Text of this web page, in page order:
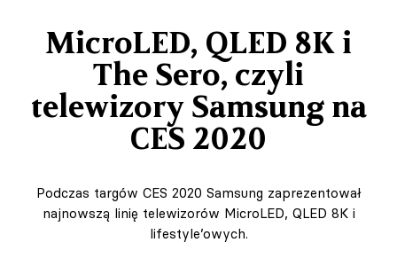
MicroLED, QLED 8K i
The Sero, czyli
telewizory Samsung na
CES 2020
Podczas targów CES 2020 Samsung zaprezentował
najnowszą linię telewizorów MicroLED, QLED 8K i
lifestyle’owych.
Marketing / Reklama
FAQ